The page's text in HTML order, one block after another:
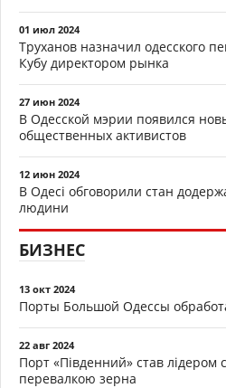
01 июл 2024
Труханов назначил одесского
Кубу директором рынка
27 июн 2024
В Одесской мэрии появился
общественных активистов
12 июн 2024
В Одесі обговорили стан
людини
БИЗНЕС
13 окт 2024
Порты Большой Одессы
22 авг 2024
Порт «Південний» став лідером
перевалкою зерна